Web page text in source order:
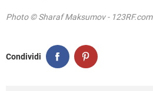
Photo © Sharaf Maksumov - 123RF.com
Condividi